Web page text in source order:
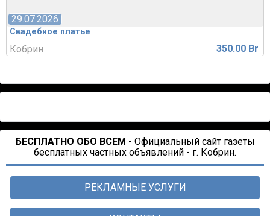
29.07.2026
Свадебное платье
Кобрин 350.00 Br
БЕСПЛАТНО ОБО ВСЕМ - Официальный сайт газеты
бесплатных частных объявлений - г. Кобрин.
РЕКЛАМНЫЕ УСЛУГИ